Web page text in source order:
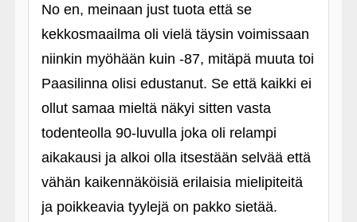
No en, meinaan just tuota että se
kekkosmaailma oli vielä täysin voimissaan
niinkin myöhään kuin ‑87, mitäpä muuta toi
Paasilinna olisi edustanut. Se että kaikki ei
ollut samaa mieltä näkyi sitten vasta
todenteolla 90-luvulla joka oli relampi
aikakausi ja alkoi olla itsestään selvää että
vähän kaikennäköisiä erilaisia mielipiteitä
ja poikkeavia tyylejä on pakko sietää.